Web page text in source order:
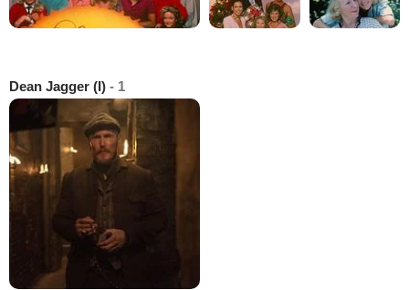
Dean Jagger (I) - 1